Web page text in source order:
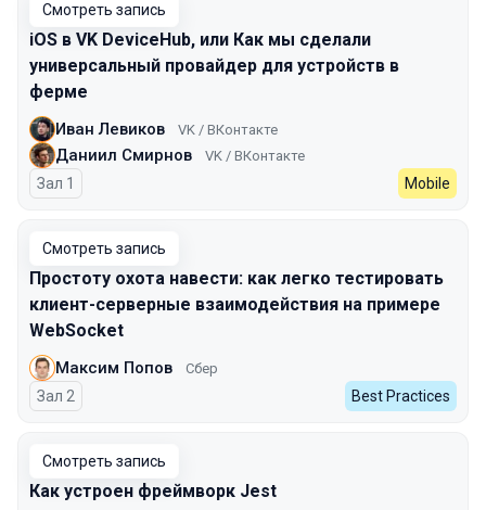
Смотреть запись
iOS в VK DeviceHub, или Как мы сделали
универсальный провайдер для устройств в
ферме
Иван Левиков VK / ВКонтакте
Даниил Смирнов VK / ВКонтакте
Зал 1 Mobile
Смотреть запись
Простоту охота навести: как легко тестировать
клиент-серверные взаимодействия на примере
WebSocket
Максим Попов Сбер
Зал 2 Best Practices
Смотреть запись
Как устроен фреймворк Jest